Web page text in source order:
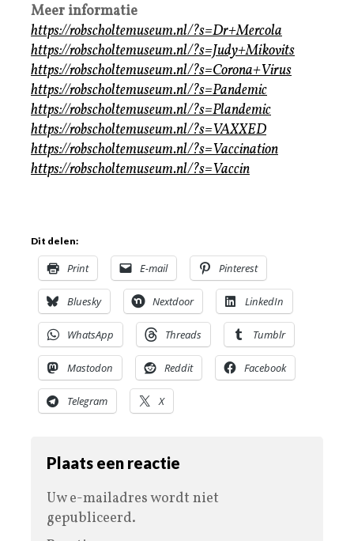
Meer informatie
https://robscholtemuseum.nl/?s=Dr+Mercola
https://robscholtemuseum.nl/?s=Judy+Mikovits
https://robscholtemuseum.nl/?s=Corona+Virus
https://robscholtemuseum.nl/?s=Pandemic
https://robscholtemuseum.nl/?s=Plandemic
https://robscholtemuseum.nl/?s=VAXXED
https://robscholtemuseum.nl/?s=Vaccination
https://robscholtemuseum.nl/?s=Vaccin
Dit delen:
Print E-mail Pinterest
Bluesky Nextdoor LinkedIn
WhatsApp Threads Tumblr
Mastodon Reddit Facebook
Telegram X
Plaats een reactie
Uw e-mailadres wordt niet
gepubliceerd.